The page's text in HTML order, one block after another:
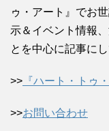
ゥ・アート』でお
示＆イベント情報
とを中心に記事にし
>> 『ハート・トゥ
>>お問い合わせ